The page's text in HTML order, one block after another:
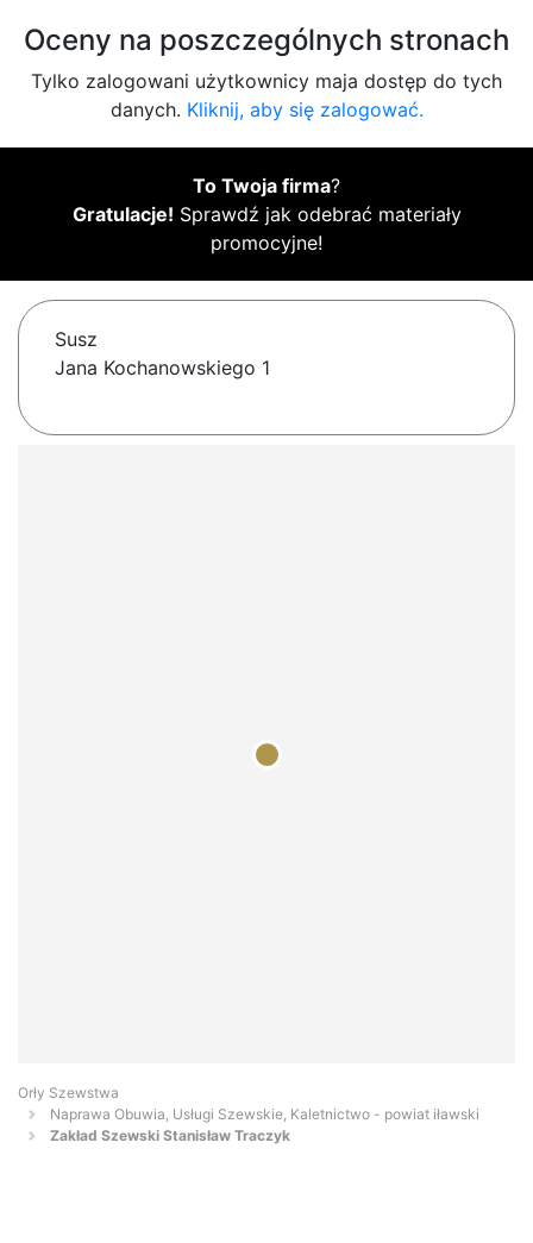
Oceny na poszczególnych stronach
Tylko zalogowani użytkownicy maja dostęp do tych
danych. Kliknij, aby się zalogować.
To Twoja firma?
Gratulacje! Sprawdź jak odebrać materiały
promocyjne!
Susz
Jana Kochanowskiego 1
Orły Szewstwa
Naprawa Obuwia, Usługi Szewskie, Kaletnictwo - powiat iławski
Zakład Szewski Stanisław Traczyk